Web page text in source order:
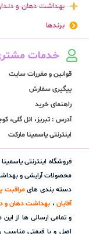
بهداشت دهان و
برندها
خدمات
قوانین و مقررات سایت
پیگیری سفارش
راهنمای خرید
اینترنتی یاسمینا مارکت
فروشگاه اینترنتی
محصولات آرایشی و
دسته بندی هایمراقبت
آقایان، بهداشت دهان و
و تمامی ارسالی ها از
اصل و با قیمتی مناسب